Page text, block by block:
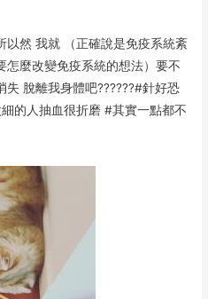
以然 我就 （正確說是免疫系統紊
怎麼改變免疫系統的想法）要不
脫離我身體吧??????#針好恐
的人抽血很折磨 #其實一點都不